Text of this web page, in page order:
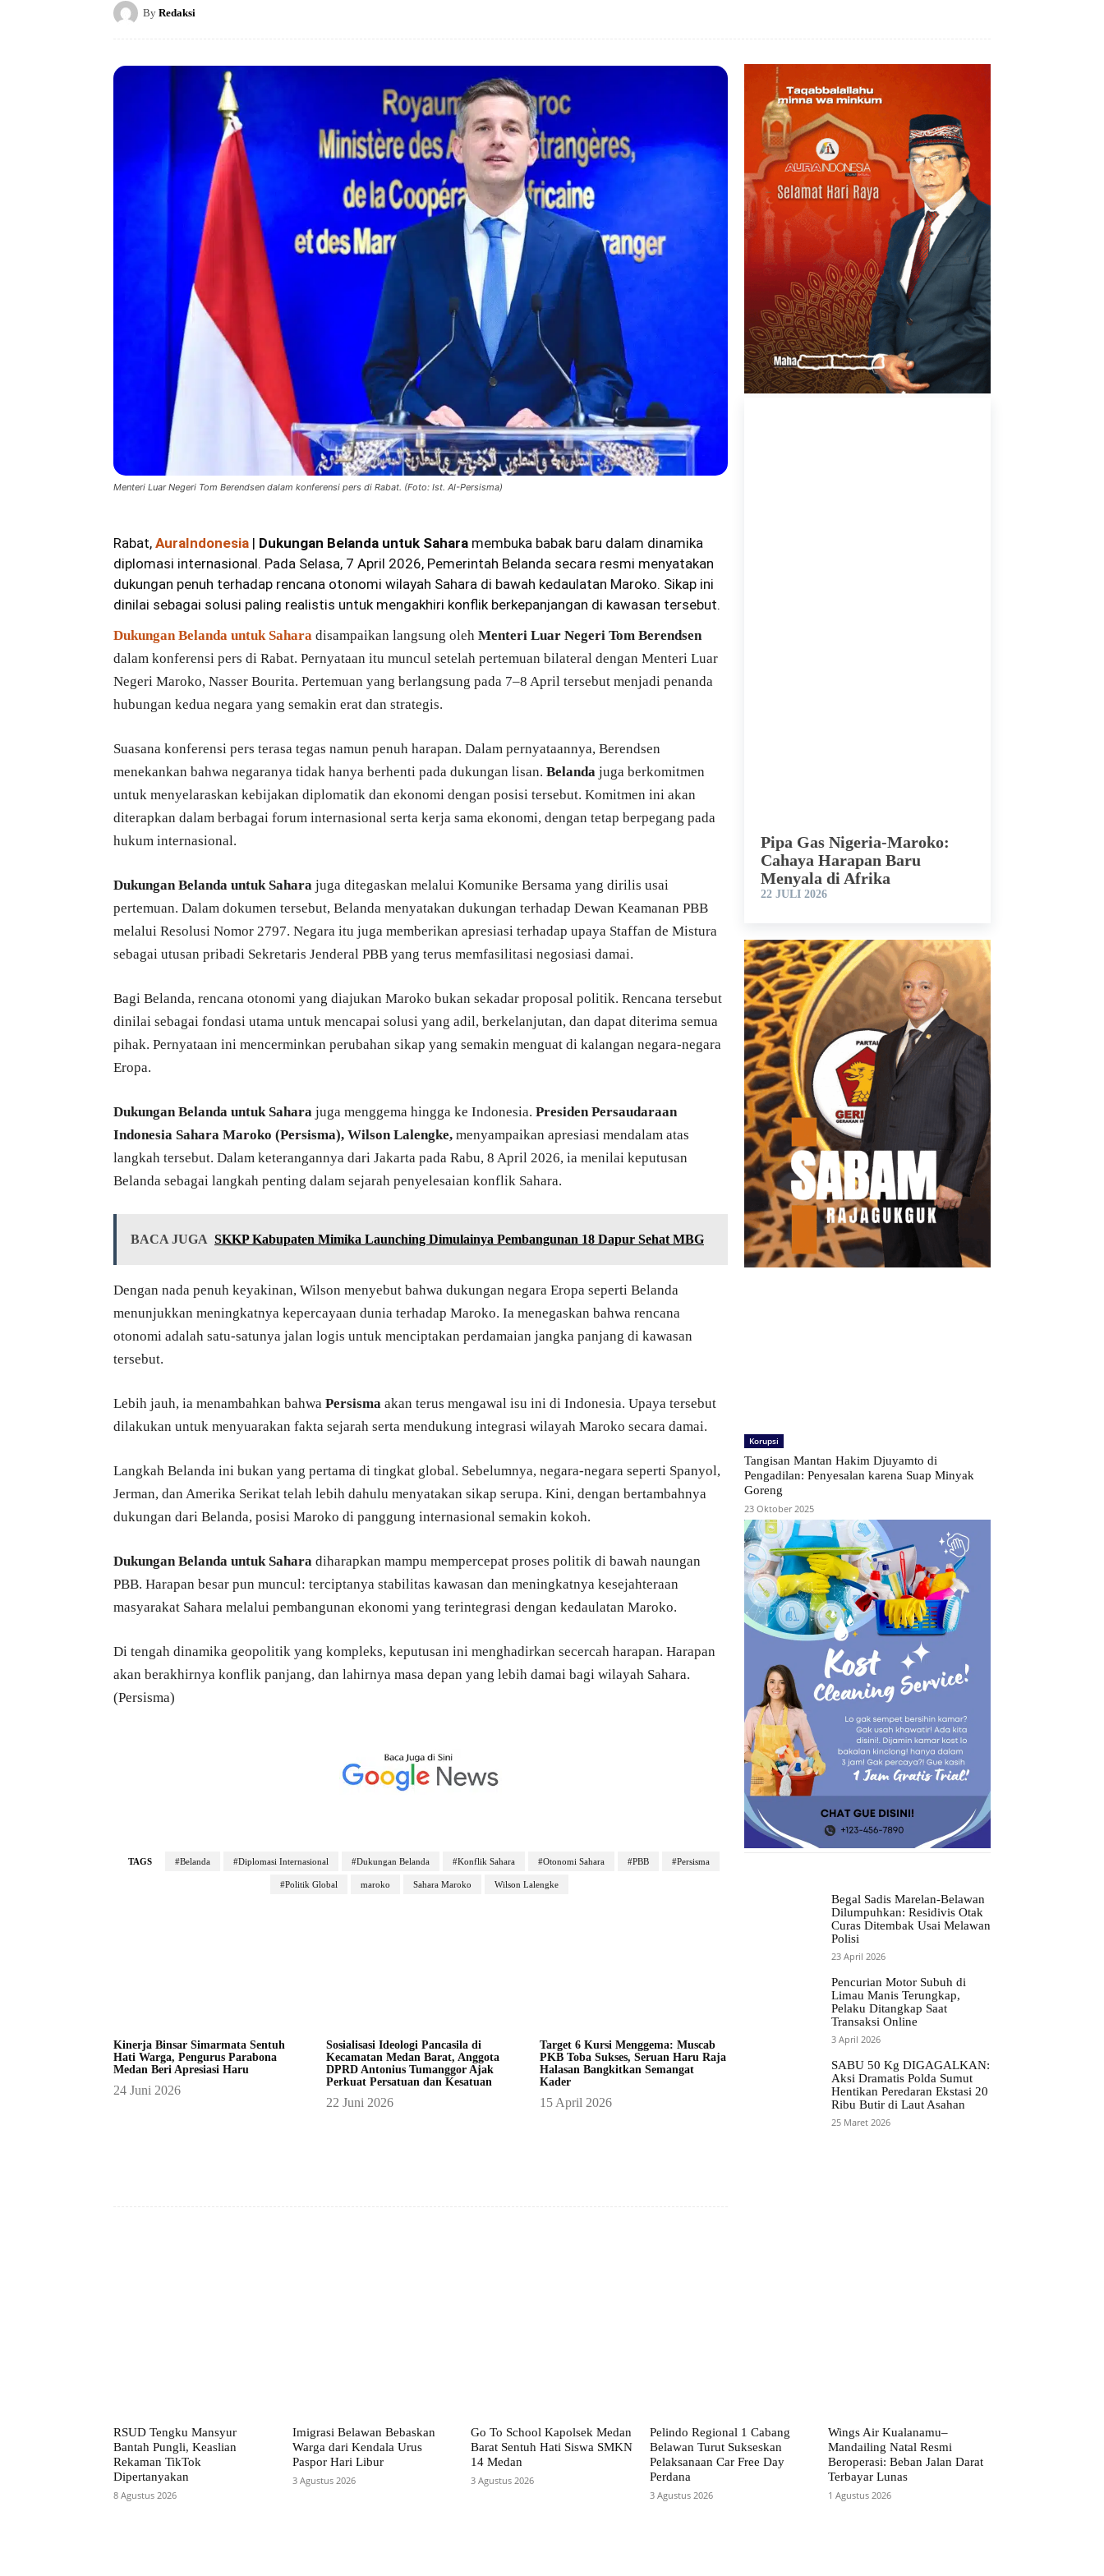
By Redaksi
Menteri Luar Negeri Tom Berendsen dalam konferensi pers di Rabat. (Foto: Ist. AI-Persisma)
Rabat, AuraIndonesia | Dukungan Belanda untuk Sahara membuka babak baru dalam dinamika
diplomasi internasional. Pada Selasa, 7 April 2026, Pemerintah Belanda secara resmi menyatakan
dukungan penuh terhadap rencana otonomi wilayah Sahara di bawah kedaulatan Maroko. Sikap ini
dinilai sebagai solusi paling realistis untuk mengakhiri konflik berkepanjangan di kawasan tersebut.
Dukungan Belanda untuk Sahara disampaikan langsung oleh Menteri Luar Negeri Tom Berendsen
dalam konferensi pers di Rabat. Pernyataan itu muncul setelah pertemuan bilateral dengan Menteri Luar
Negeri Maroko, Nasser Bourita. Pertemuan yang berlangsung pada 7–8 April tersebut menjadi penanda
hubungan kedua negara yang semakin erat dan strategis.
Suasana konferensi pers terasa tegas namun penuh harapan. Dalam pernyataannya, Berendsen
menekankan bahwa negaranya tidak hanya berhenti pada dukungan lisan. Belanda juga berkomitmen
untuk menyelaraskan kebijakan diplomatik dan ekonomi dengan posisi tersebut. Komitmen ini akan
diterapkan dalam berbagai forum internasional serta kerja sama ekonomi, dengan tetap berpegang pada
hukum internasional.
Dukungan Belanda untuk Sahara juga ditegaskan melalui Komunike Bersama yang dirilis usai
pertemuan. Dalam dokumen tersebut, Belanda menyatakan dukungan terhadap Dewan Keamanan PBB
melalui Resolusi Nomor 2797. Negara itu juga memberikan apresiasi terhadap upaya Staffan de Mistura
sebagai utusan pribadi Sekretaris Jenderal PBB yang terus memfasilitasi negosiasi damai.
Bagi Belanda, rencana otonomi yang diajukan Maroko bukan sekadar proposal politik. Rencana tersebut
dinilai sebagai fondasi utama untuk mencapai solusi yang adil, berkelanjutan, dan dapat diterima semua
pihak. Pernyataan ini mencerminkan perubahan sikap yang semakin menguat di kalangan negara-negara
Eropa.
Dukungan Belanda untuk Sahara juga menggema hingga ke Indonesia. Presiden Persaudaraan
Indonesia Sahara Maroko (Persisma), Wilson Lalengke, menyampaikan apresiasi mendalam atas
langkah tersebut. Dalam keterangannya dari Jakarta pada Rabu, 8 April 2026, ia menilai keputusan
Belanda sebagai langkah penting dalam sejarah penyelesaian konflik Sahara.
BACA JUGA SKKP Kabupaten Mimika Launching Dimulainya Pembangunan 18 Dapur Sehat MBG
Dengan nada penuh keyakinan, Wilson menyebut bahwa dukungan negara Eropa seperti Belanda
menunjukkan meningkatnya kepercayaan dunia terhadap Maroko. Ia menegaskan bahwa rencana
otonomi adalah satu-satunya jalan logis untuk menciptakan perdamaian jangka panjang di kawasan
tersebut.
Lebih jauh, ia menambahkan bahwa Persisma akan terus mengawal isu ini di Indonesia. Upaya tersebut
dilakukan untuk menyuarakan fakta sejarah serta mendukung integrasi wilayah Maroko secara damai.
Langkah Belanda ini bukan yang pertama di tingkat global. Sebelumnya, negara-negara seperti Spanyol,
Jerman, dan Amerika Serikat telah lebih dahulu menyatakan sikap serupa. Kini, dengan bertambahnya
dukungan dari Belanda, posisi Maroko di panggung internasional semakin kokoh.
Dukungan Belanda untuk Sahara diharapkan mampu mempercepat proses politik di bawah naungan
PBB. Harapan besar pun muncul: terciptanya stabilitas kawasan dan meningkatnya kesejahteraan
masyarakat Sahara melalui pembangunan ekonomi yang terintegrasi dengan kedaulatan Maroko.
Di tengah dinamika geopolitik yang kompleks, keputusan ini menghadirkan secercah harapan. Harapan
akan berakhirnya konflik panjang, dan lahirnya masa depan yang lebih damai bagi wilayah Sahara.
(Persisma)
TAGS #Belanda #Diplomasi Internasional #Dukungan Belanda #Konflik Sahara #Otonomi Sahara #PBB #Persisma
#Politik Global maroko Sahara Maroko Wilson Lalengke
Kinerja Binsar Simarmata Sentuh
Hati Warga, Pengurus Parabona
Medan Beri Apresiasi Haru
24 Juni 2026
Sosialisasi Ideologi Pancasila di
Kecamatan Medan Barat, Anggota
DPRD Antonius Tumanggor Ajak
Perkuat Persatuan dan Kesatuan
22 Juni 2026
Target 6 Kursi Menggema: Muscab
PKB Toba Sukses, Seruan Haru Raja
Halasan Bangkitkan Semangat
Kader
15 April 2026
Pipa Gas Nigeria-Maroko:
Cahaya Harapan Baru
Menyala di Afrika
22 JULI 2026
Korupsi
Tangisan Mantan Hakim Djuyamto di
Pengadilan: Penyesalan karena Suap Minyak
Goreng
23 Oktober 2025
Begal Sadis Marelan-Belawan
Dilumpuhkan: Residivis Otak
Curas Ditembak Usai Melawan
Polisi
23 April 2026
Pencurian Motor Subuh di
Limau Manis Terungkap,
Pelaku Ditangkap Saat
Transaksi Online
3 April 2026
SABU 50 Kg DIGAGALKAN:
Aksi Dramatis Polda Sumut
Hentikan Peredaran Ekstasi 20
Ribu Butir di Laut Asahan
25 Maret 2026
RSUD Tengku Mansyur
Bantah Pungli, Keaslian
Rekaman TikTok
Dipertanyakan
8 Agustus 2026
Imigrasi Belawan Bebaskan
Warga dari Kendala Urus
Paspor Hari Libur
3 Agustus 2026
Go To School Kapolsek Medan
Barat Sentuh Hati Siswa SMKN
14 Medan
3 Agustus 2026
Pelindo Regional 1 Cabang
Belawan Turut Sukseskan
Pelaksanaan Car Free Day
Perdana
3 Agustus 2026
Wings Air Kualanamu–
Mandailing Natal Resmi
Beroperasi: Beban Jalan Darat
Terbayar Lunas
1 Agustus 2026